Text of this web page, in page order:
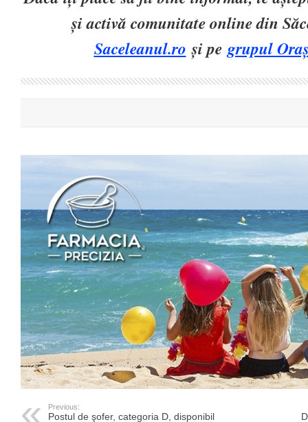
și activă comunitate online din
Saceleanul.ro și pegrupul
Previous:
Postul de şofer, categoria D, disponibil